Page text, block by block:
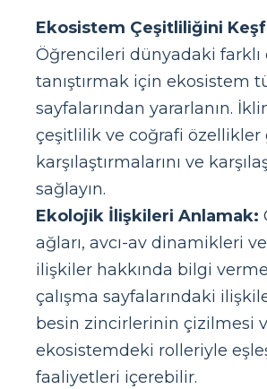
Ekosistem Çeşitliliğini
Öğrencileri dünyadaki
tanıştırmak için ekosistem
sayfalarından yararlanın.
çeşitlilik ve coğrafi özellikler
karşılaştırmalarını ve
sağlayın.
Ekolojik İlişkileri Anlamak:
ağları, avcı-av dinamikleri
ilişkiler hakkında bilgi
çalışma sayfalarındaki
besin zincirlerinin çizilmesi
ekosistemdeki rolleriyle
faaliyetleri içerebilir.